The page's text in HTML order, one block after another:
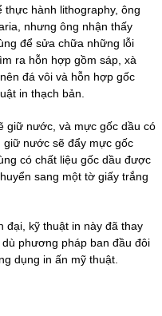
hành lithography, ông
nhưng ông nhận thấy
để sửa chữa những lỗi
ra hỗn hợp gồm sáp, xà
đá vôi và hỗn hợp gốc
in thạch bản.
giữ nước, và mực gốc dầu có
giữ nước sẽ đẩy mực gốc
có chất liệu gốc dầu được
sang một tờ giấy trắng
đại, kỹ thuật in này đã thay
phương pháp ban đầu đôi
dụng in ấn mỹ thuật.